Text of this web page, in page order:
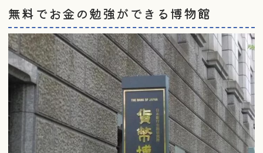
無料でお金の勉強ができる博物館